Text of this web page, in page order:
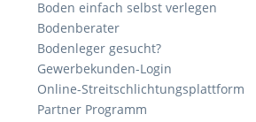
Boden einfach selbst verlegen
Bodenberater
Bodenleger gesucht?
Gewerbekunden-Login
Online-Streitschlichtungsplattform
Partner Programm